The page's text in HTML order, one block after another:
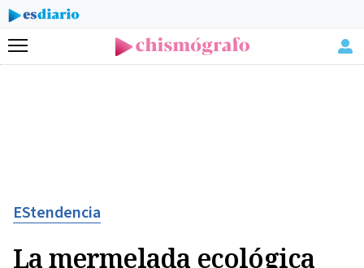
Menú
EStendencia
La mermelada ecológica